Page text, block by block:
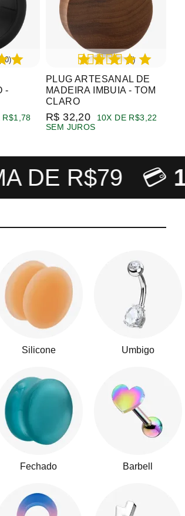
-
R$1,78
PLUG ARTESANAL DE
MADEIRA IMBUIA - TOM
CLARO
(5)
R$ 32,20
10X DE R$3,22
SEM JUROS
R$79 💳
Silicone Umbigo
Fechado Barbell